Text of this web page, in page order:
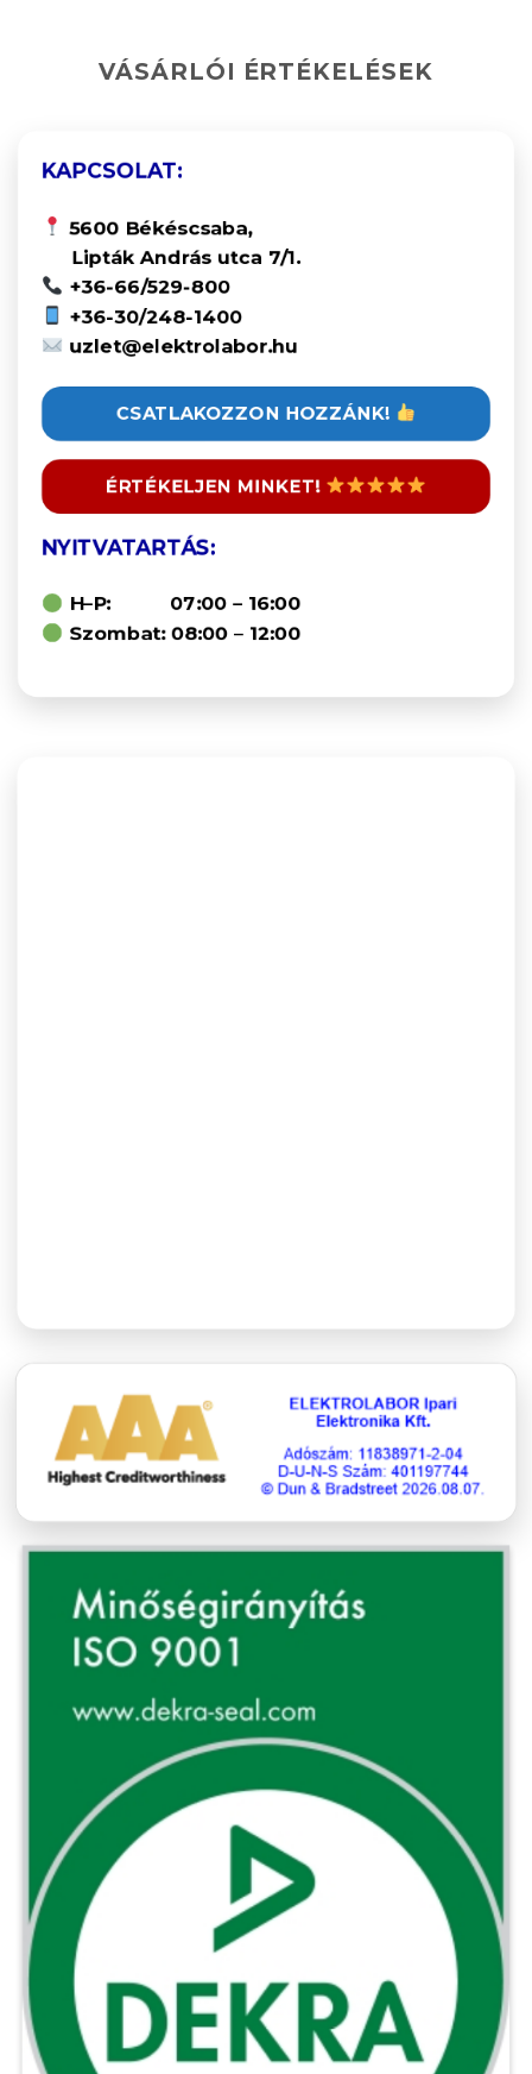
VÁSÁRLÓI ÉRTÉKELÉSEK
KAPCSOLAT:
5600 Békéscsaba,
Lipták András utca 7/1.
+36-66/529-800
+36-30/248-1400
uzlet@elektrolabor.hu
CSATLAKOZZON HOZZÁNK!
ÉRTÉKELJEN MINKET!
NYITVATARTÁS:
H–P: 07:00 – 16:00
Szombat: 08:00 – 12:00